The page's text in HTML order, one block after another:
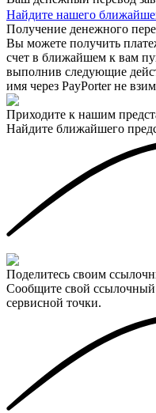
Найдите нашего
Получение денежного
Вы можете получить
счет в ближайшем к вам
выполнив следующие
имя через PayPorter не
Приходите к нашим
Найдите ближайшего
Поделитесь своим
Сообщите свой
сервисной точки.